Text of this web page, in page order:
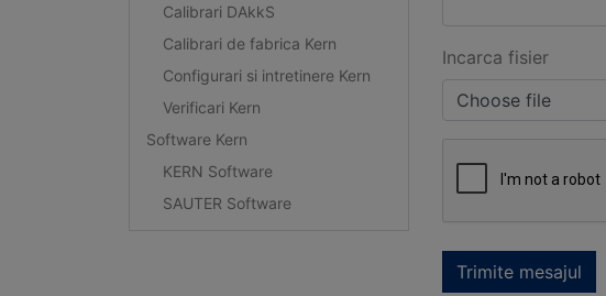
Calibrari DAkkS
Calibrari de fabrica Kern
Configurari si intretinere Kern
Verificari Kern
Software Kern
KERN Software
SAUTER Software
Incarca fisier
Choose file
Trimite mesajul